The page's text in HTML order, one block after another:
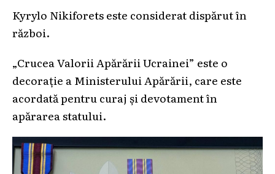
Kyrylo Nikiforets este considerat dispărut în
război.
„Crucea Valorii Apărării Ucrainei” este o
decorație a Ministerului Apărării, care este
acordată pentru curaj și devotament în
apărarea statului.